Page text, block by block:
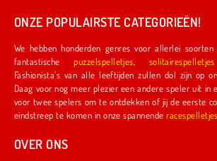
ONZE POPULAIRSTE CATEGORIEËN!
We hebben honderden genres voor allerlei soorten
fantastischepuzzelspelletjes solitairespelletjes
Fashionista's van
Daag voor nog meer plezier een andere speler uit in een van onze spelletjes
voor twee spelers om te ontdekken of jij de eerste
eindstreep te komen in onze spannenderacespelletjes
OVER ONS